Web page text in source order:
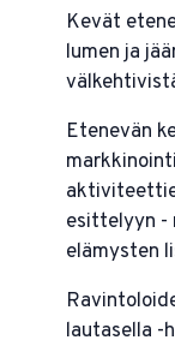
Kevät
lumen ja
Etenevän
esittelyyn -
elämysten
lautasella -